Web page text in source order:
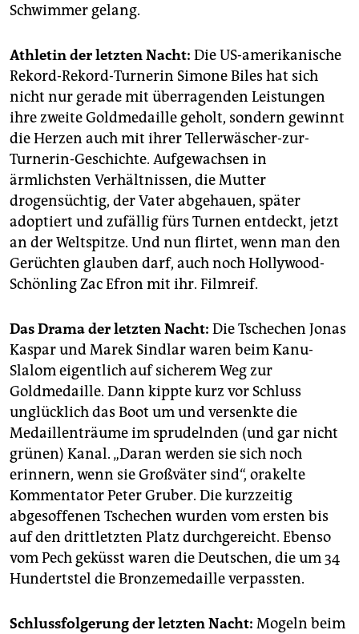
Schwimmer gelang.
Athletin der letzten Nacht: Die US-amerikanische
Rekord-Rekord-Turnerin Simone Biles hat sich
nicht nur gerade mit überragenden Leistungen
ihre zweite Goldmedaille geholt, sondern gewinnt
die Herzen auch mit ihrer Tellerwäscher-zur-
Turnerin-Geschichte. Aufgewachsen in
ärmlichsten Verhältnissen, die Mutter
drogensüchtig, der Vater abgehauen, später
adoptiert und zufällig fürs Turnen entdeckt, jetzt
an der Weltspitze. Und nun flirtet, wenn man den
Gerüchten glauben darf, auch noch Hollywood-
Schönling Zac Efron mit ihr. Filmreif.
Das Drama der letzten Nacht: Die Tschechen Jonas
Kaspar und Marek Sindlar waren beim Kanu-
Slalom eigentlich auf sicherem Weg zur
Goldmedaille. Dann kippte kurz vor Schluss
unglücklich das Boot um und versenkte die
Medaillenträume im sprudelnden (und gar nicht
grünen) Kanal. „Daran werden sie sich noch
erinnern, wenn sie Großväter sind“, orakelte
Kommentator Peter Gruber. Die kurzzeitig
abgesoffenen Tschechen wurden vom ersten bis
auf den drittletzten Platz durchgereicht. Ebenso
vom Pech geküsst waren die Deutschen, die um 34
Hundertstel die Bronzemedaille verpassten.
Schlussfolgerung der letzten Nacht: Mogeln beim